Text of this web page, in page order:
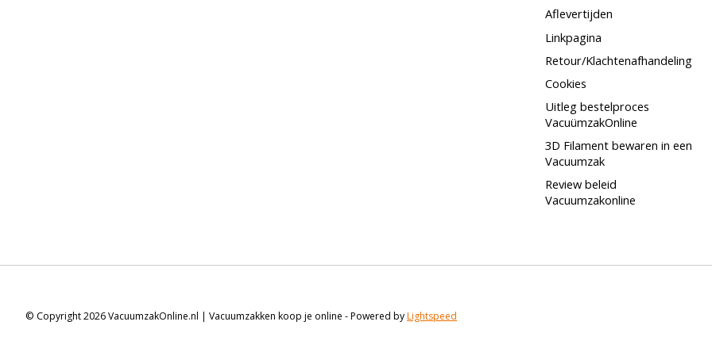
Aflevertijden
Linkpagina
Retour/Klachtenafhandeling
Cookies
Uitleg bestelproces
VacuümzakOnline
3D Filament bewaren in een
Vacuumzak
Review beleid
Vacuumzakonline
© Copyright 2026 VacuumzakOnline.nl | Vacuumzakken koop je online - Powered byLightspeed